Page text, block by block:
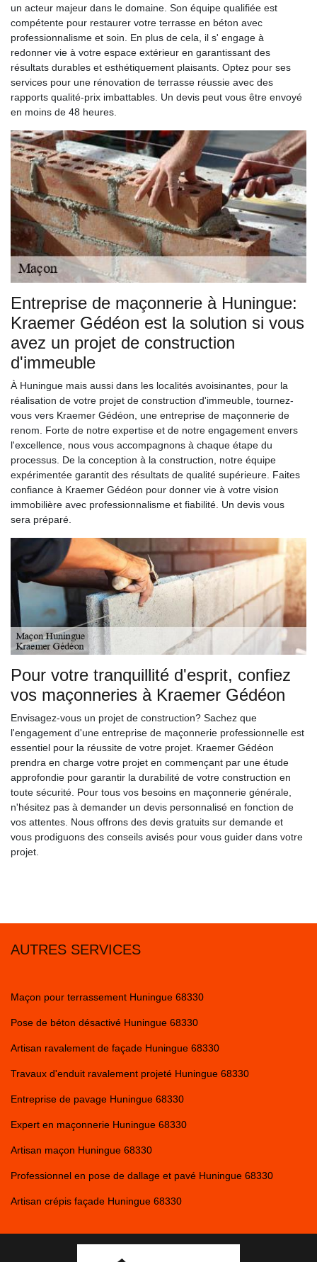
un acteur majeur dans le domaine. Son équipe qualifiée est
compétente pour restaurer votre terrasse en béton avec
professionnalisme et soin. En plus de cela, il s' engage à
redonner vie à votre espace extérieur en garantissant des
résultats durables et esthétiquement plaisants. Optez pour ses
services pour une rénovation de terrasse réussie avec des
rapports qualité-prix imbattables. Un devis peut vous être envoyé
en moins de 48 heures.
Entreprise de maçonnerie à Huningue:
Kraemer Gédéon est la solution si vous
avez un projet de construction
d'immeuble
À Huningue mais aussi dans les localités avoisinantes, pour la
réalisation de votre projet de construction d'immeuble, tournez-
vous vers Kraemer Gédéon, une entreprise de maçonnerie de
renom. Forte de notre expertise et de notre engagement envers
l'excellence, nous vous accompagnons à chaque étape du
processus. De la conception à la construction, notre équipe
expérimentée garantit des résultats de qualité supérieure. Faites
confiance à Kraemer Gédéon pour donner vie à votre vision
immobilière avec professionnalisme et fiabilité. Un devis vous
sera préparé.
Pour votre tranquillité d'esprit, confiez
vos maçonneries à Kraemer Gédéon
Envisagez-vous un projet de construction? Sachez que
l'engagement d'une entreprise de maçonnerie professionnelle est
essentiel pour la réussite de votre projet. Kraemer Gédéon
prendra en charge votre projet en commençant par une étude
approfondie pour garantir la durabilité de votre construction en
toute sécurité. Pour tous vos besoins en maçonnerie générale,
n'hésitez pas à demander un devis personnalisé en fonction de
vos attentes. Nous offrons des devis gratuits sur demande et
vous prodiguons des conseils avisés pour vous guider dans votre
projet.
AUTRES SERVICES
Maçon pour terrassement Huningue 68330
Pose de béton désactivé Huningue 68330
Artisan ravalement de façade Huningue 68330
Travaux d'enduit ravalement projeté Huningue 68330
Entreprise de pavage Huningue 68330
Expert en maçonnerie Huningue 68330
Artisan maçon Huningue 68330
Professionnel en pose de dallage et pavé Huningue 68330
Artisan crépis façade Huningue 68330